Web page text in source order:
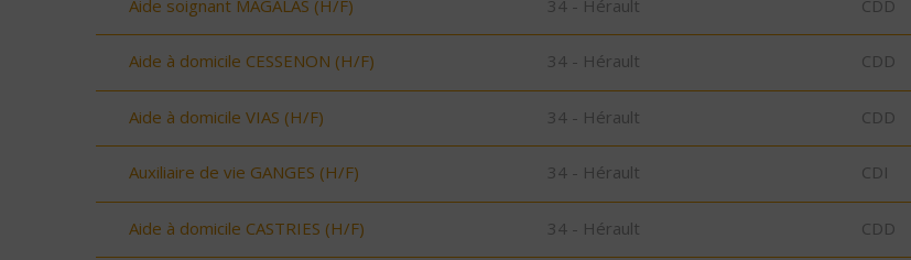
Aide soignant MAGALAS (H/F) 34 - Hérault CDD
Aide à domicile CESSENON (H/F) 34 - Hérault CDD
Aide à domicile VIAS (H/F) 34 - Hérault CDD
Auxiliaire de vie GANGES (H/F) 34 - Hérault CDI
Aide à domicile CASTRIES (H/F) 34 - Hérault CDD